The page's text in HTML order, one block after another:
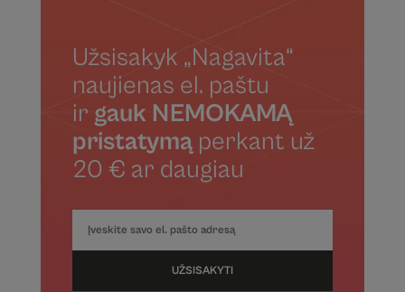
Užsisakyk „Nagavita“
naujienas el. paštu
ir gauk NEMOKAMĄ
pristatymąperkant už
20 € ar daugiau
UŽSISAKYTI